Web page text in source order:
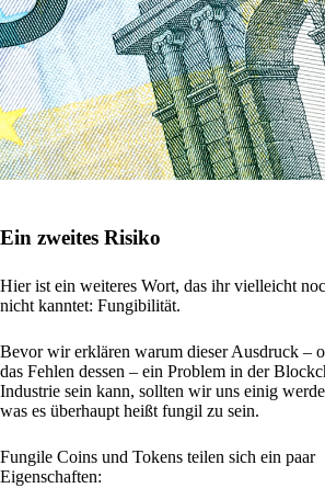
Ein zweites Risiko
Hier ist ein weiteres Wort, das ihr vielleicht
nicht kanntet: Fungibilität.
Bevor wir erklären warum dieser Ausdruck –
das Fehlen dessen – ein Problem in der
Industrie sein kann, sollten wir uns einig
was es überhaupt heißt fungil zu sein.
Fungile Coins und Tokens teilen sich ein paar
Eigenschaften: